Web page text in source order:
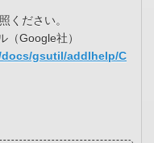
ください。
Google社）
gsutil/addlhelp/C